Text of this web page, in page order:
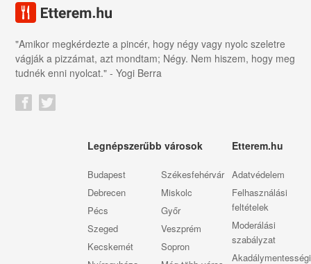
"Amikor megkérdezte a pincér, hogy négy vagy nyolc szeletre
vágják a pizzámat, azt mondtam; Négy. Nem hiszem, hogy meg
tudnék enni nyolcat." - Yogi Berra
Legnépszerűbb városok
Budapest
Debrecen
Pécs
Szeged
Kecskemét
Székesfehérvár
Miskolc
Győr
Veszprém
Sopron
Etterem.hu
Adatvédelem
Felhasználási
feltételek
Moderálási
szabályzat
Akadálymentességi